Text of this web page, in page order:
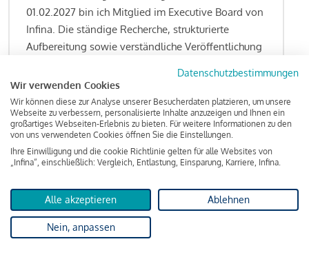
01.02.2027 bin ich Mitglied im Executive Board von
Infina. Die ständige Recherche, strukturierte
Aufbereitung sowie verständliche Veröffentlichung
Kreditgeschäft gehören zu den wesentlichen
Schwerpunktsetzungen meiner Funktion.
Lesen Sie meine Finanzierungs-Tipps
KreditindexDas Wohnkredit Barometer
Datenschutzbestimmungen
Wir verwenden Cookies
Wir können diese zur Analyse unserer Besucherdaten platzieren, um unsere
Webseite zu verbessern, personalisierte Inhalte anzuzeigen und Ihnen ein
großartiges Webseiten-Erlebnis zu bieten. Für weitere Informationen zu den
von uns verwendeten Cookies öffnen Sie die Einstellungen.
Ihre Einwilligung und die cookie Richtlinie gelten für alle Websites von
„Infina“, einschließlich: Vergleich, Entlastung, Einsparung, Karriere, Infina.
Alle akzeptieren Ablehnen
Nein, anpassen